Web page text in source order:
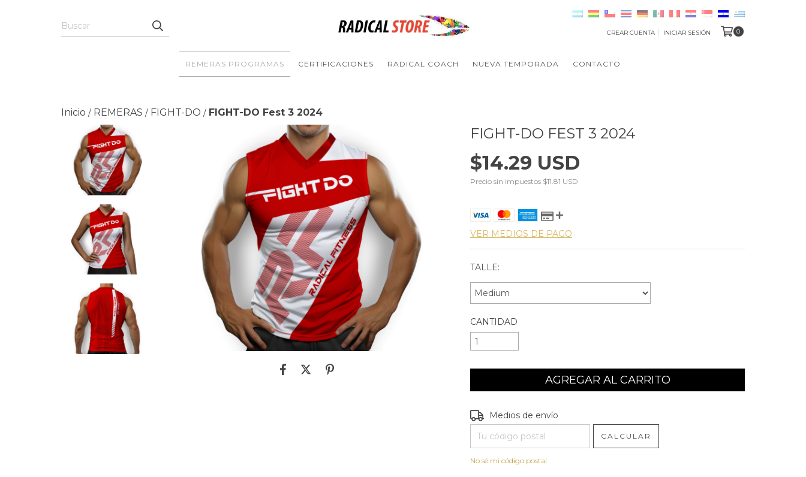
CREAR CUENTA INICIAR SESIÓN 0
REMERAS PROGRAMAS CERTIFICACIONES RADICAL COACH NUEVA TEMPORADA CONTACTO
Inicio / REMERAS / FIGHT-DO / FIGHT-DO Fest 3 2024
FIGHT-DO FEST 3 2024
$14.29 USD
Precio sin impuestos $11.81 USD
VER MEDIOS DE PAGO
TALLE:
CANTIDAD
Entregas para el CP:
Medios de envío
CALCULAR
No sé mi código postal